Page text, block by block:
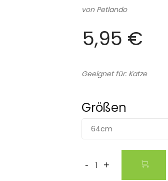
von Petlando
5,95 €
Geeignet für: Katze
Größen
64cm
- +